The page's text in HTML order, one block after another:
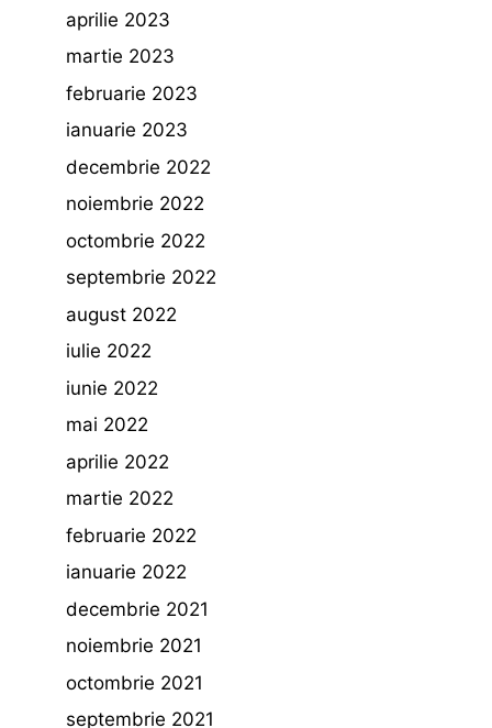
aprilie 2023
martie 2023
februarie 2023
ianuarie 2023
decembrie 2022
noiembrie 2022
octombrie 2022
septembrie 2022
august 2022
iulie 2022
iunie 2022
mai 2022
aprilie 2022
martie 2022
februarie 2022
ianuarie 2022
decembrie 2021
noiembrie 2021
octombrie 2021
septembrie 2021